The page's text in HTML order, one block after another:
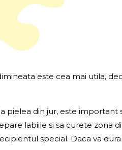
este cea mai utila,
pielea din jur, este
labiile si sa curete zona
special. Daca va